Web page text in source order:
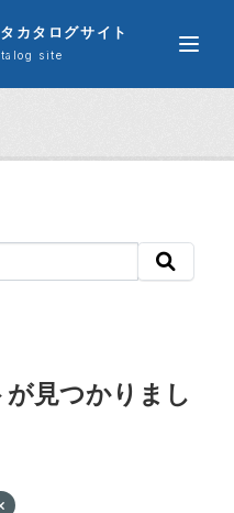
カタログサイト
site
見つかりまし